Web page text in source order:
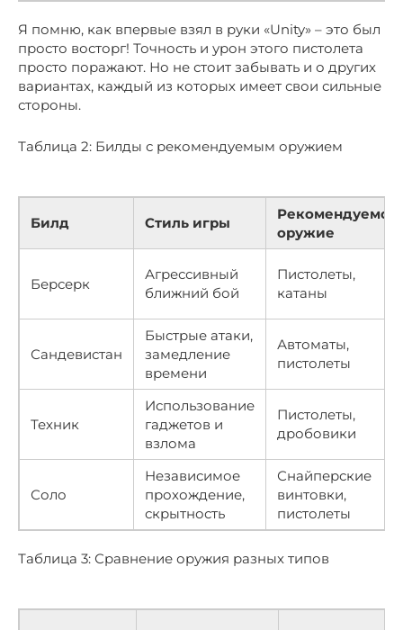
Я помню, как впервые взял в руки «Unity» – это был
просто восторг! Точность и урон этого пистолета
просто поражают. Но не стоит забывать и о других
вариантах, каждый из которых имеет свои сильные
стороны.
Таблица 2: Билды с рекомендуемым оружием
Билд Стиль игры
Рекомендуемое
оружие
Берсерк
Агрессивный
ближний бой
Пистолеты,
катаны
Сандевистан
Быстрые атаки,
замедление
времени
Автоматы,
пистолеты
Техник
Использование
гаджетов и
взлома
Пистолеты,
дробовики
Соло
Независимое
прохождение,
скрытность
Снайперские
винтовки,
пистолеты
Таблица 3: Сравнение оружия разных типов